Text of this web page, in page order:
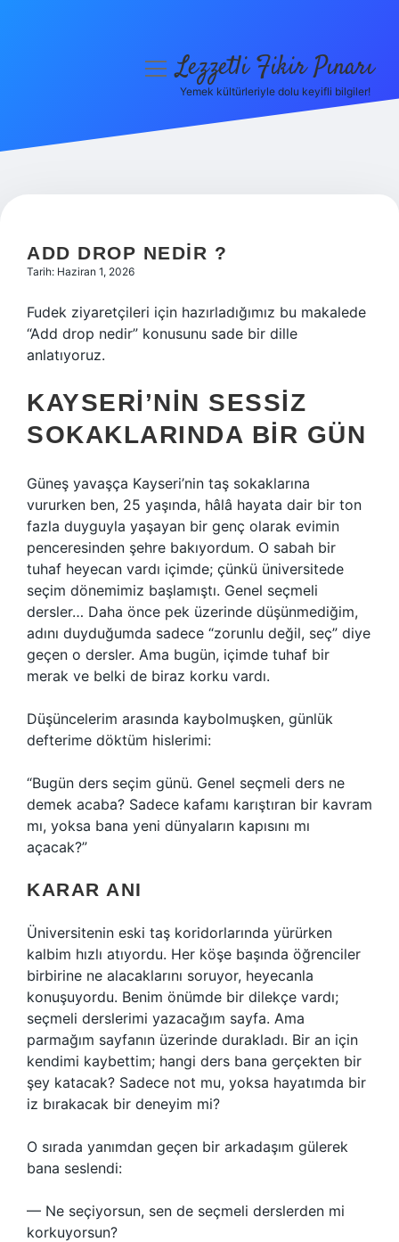
Hakkımızda
menüyüLezzetli Fikir Pınarı
Yemek kültürleriyle dolu keyifli bilgiler!
ADD DROP NEDIR ?
Tarih: Haziran 1, 2026
Fudek ziyaretçileri için hazırladığımız bu makalede
“Add drop nedir” konusunu sade bir dille
anlatıyoruz.
KAYSERI’NIN SESSIZ
SOKAKLARINDA BIR GÜN
Güneş yavaşça Kayseri’nin taş sokaklarına
vururken ben, 25 yaşında, hâlâ hayata dair bir ton
fazla duyguyla yaşayan bir genç olarak evimin
penceresinden şehre bakıyordum. O sabah bir
tuhaf heyecan vardı içimde; çünkü üniversitede
seçim dönemimiz başlamıştı. Genel seçmeli
dersler… Daha önce pek üzerinde düşünmediğim,
adını duyduğumda sadece “zorunlu değil, seç” diye
geçen o dersler. Ama bugün, içimde tuhaf bir
merak ve belki de biraz korku vardı.
Düşüncelerim arasında kaybolmuşken, günlük
defterime döktüm hislerimi:
“Bugün ders seçim günü. Genel seçmeli ders ne
demek acaba? Sadece kafamı karıştıran bir kavram
mı, yoksa bana yeni dünyaların kapısını mı
açacak?”
KARAR ANI
Üniversitenin eski taş koridorlarında yürürken
kalbim hızlı atıyordu. Her köşe başında öğrenciler
birbirine ne alacaklarını soruyor, heyecanla
konuşuyordu. Benim önümde bir dilekçe vardı;
seçmeli derslerimi yazacağım sayfa. Ama
parmağım sayfanın üzerinde durakladı. Bir an için
kendimi kaybettim; hangi ders bana gerçekten bir
şey katacak? Sadece not mu, yoksa hayatımda bir
iz bırakacak bir deneyim mi?
O sırada yanımdan geçen bir arkadaşım gülerek
bana seslendi:
— Ne seçiyorsun, sen de seçmeli derslerden mi
korkuyorsun?